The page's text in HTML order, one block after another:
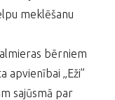
meklēšanu
bērniem
apvienībai „Eži”
sajūsmā par